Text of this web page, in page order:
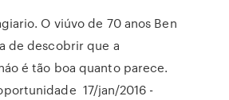
O viúvo de 70 anos Ben
de descobrir que a
é tão boa quanto parece.
17/jan/2016 -